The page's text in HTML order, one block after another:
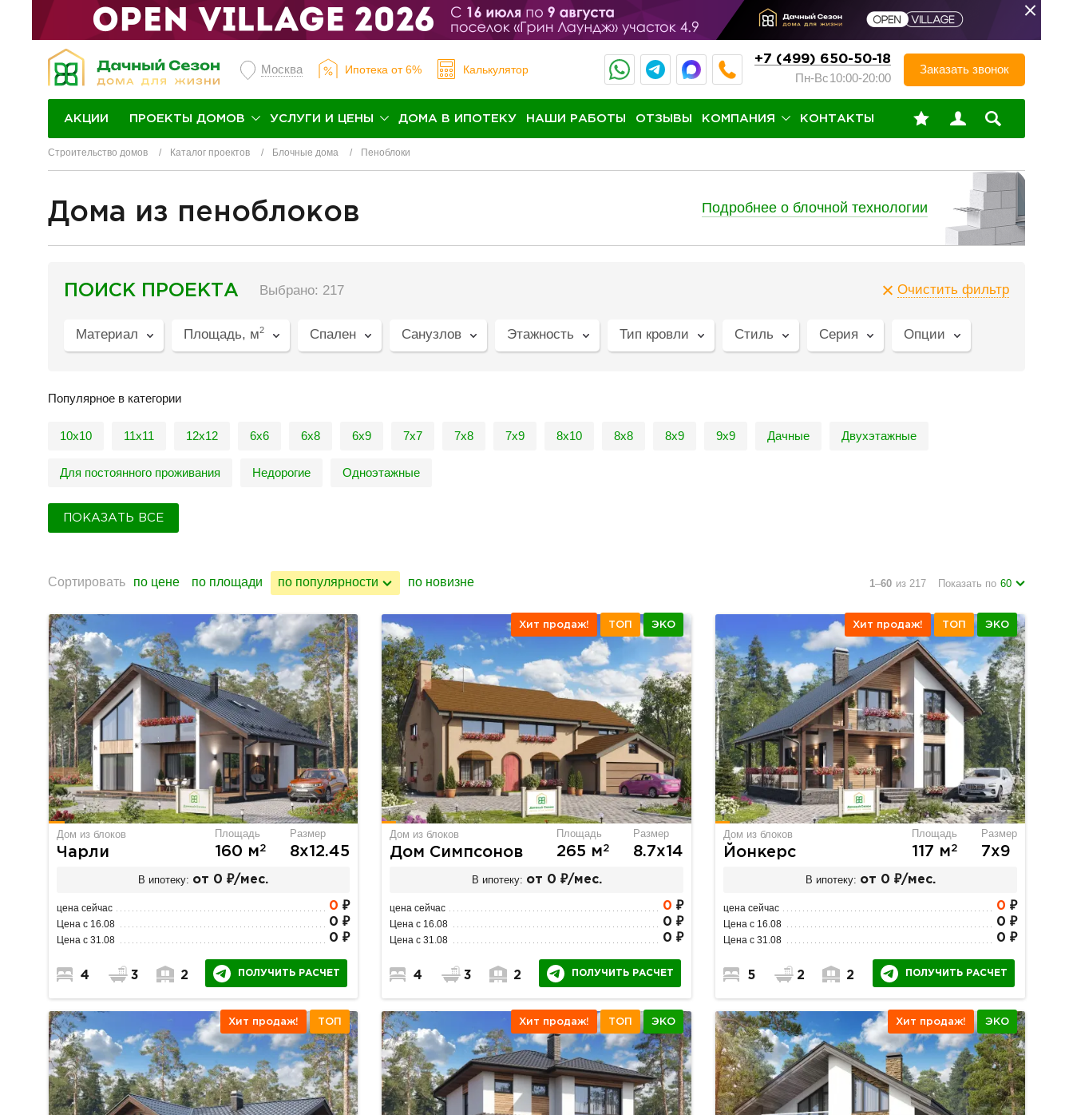
Москва Ипотека от 6% Калькулятор
+7 (499) 650-50-18
Пн-Вс10:00-20:00
Заказать звонок
АКЦИИ ПРОЕКТЫ ДОМОВ УСЛУГИ И ЦЕНЫ ДОМА В ИПОТЕКУ НАШИ РАБОТЫ ОТЗЫВЫ КОМПАНИЯ КОНТАКТЫ
Строительство домов Каталог проектов Блочные дома Пеноблоки
Дома из пеноблоков Подробнее о блочной технологии
ПОИСК ПРОЕКТА Выбрано: 217 Очистить фильтр
Материал Площадь, м2 Спален Санузлов Этажность Тип кровли Стиль Серия Опции
Популярное в категории
10х10 11х11 12х12 6х6 6х8 6х9 7х7 7х8 7х9 8х10 8х8 8х9 9х9 Дачные Двухэтажные
Для постоянного проживания Недорогие Одноэтажные
ПОКАЗАТЬ ВСЕ
Сортировать по цене по площади по популярности по новизне 1–60 из 217 Показать по 60
Дом из блоков
Чарли
Площадь
160 м2
Размер
8х12.45
В ипотеку: от 0 ₽/мес.
цена сейчас 0 ₽
Цена с 16.08 0 ₽
Цена с 31.08 0 ₽
4 3 2 ПОЛУЧИТЬ РАСЧЕТ
Хит продаж! ТОП ЭКО
Дом из блоков
Дом Симпсонов
Площадь
265 м2
Размер
8.7х14
В ипотеку: от 0 ₽/мес.
цена сейчас 0 ₽
Цена с 16.08 0 ₽
Цена с 31.08 0 ₽
4 3 2 ПОЛУЧИТЬ РАСЧЕТ
Хит продаж! ТОП ЭКО
Дом из блоков
Йонкерс
Площадь
117 м2
Размер
7х9
В ипотеку: от 0 ₽/мес.
цена сейчас 0 ₽
Цена с 16.08 0 ₽
Цена с 31.08 0 ₽
5 2 2 ПОЛУЧИТЬ РАСЧЕТ
Хит продаж! ТОП Хит продаж! ТОП ЭКО Хит продаж! ЭКО